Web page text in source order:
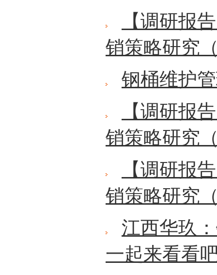
【调研报
销策略研究
钢桶维护
【调研报
销策略研究
【调研报
销策略研究
江西华玖
一起来看看